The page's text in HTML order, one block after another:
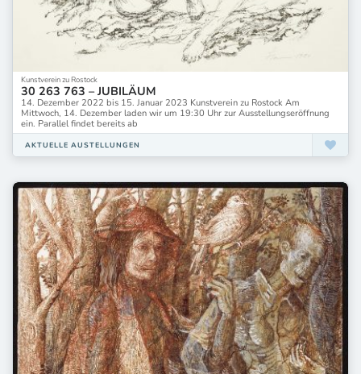
Kunstverein zu Rostock
30 263 763 – JUBILÄUM
14. Dezember 2022 bis 15. Januar 2023 Kunstverein zu Rostock Am
Mittwoch, 14. Dezember laden wir um 19:30 Uhr zur Ausstellungseröffnung
ein. Parallel findet bereits ab
AKTUELLE AUSTELLUNGEN